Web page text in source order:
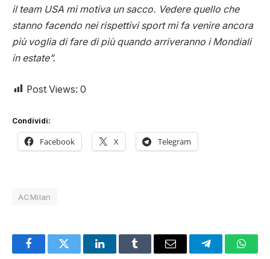
il team USA mi motiva un sacco. Vedere quello che
stanno facendo nei rispettivi sport mi fa venire ancora
più voglia di fare di più quando arriveranno i Mondiali
in estate”.
Post Views: 0
Condividi:
Facebook X Telegram
ACMilan
FacebookTwitter LinkedInTumblr Email Telegram